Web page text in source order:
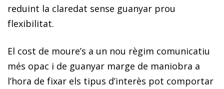
reduint la claredat sense guanyar prou
flexibilitat.
El cost de moure’s a un nou règim comunicatiu
més opac i de guanyar marge de maniobra a
l’hora de fixar els tipus d’interès pot comportar